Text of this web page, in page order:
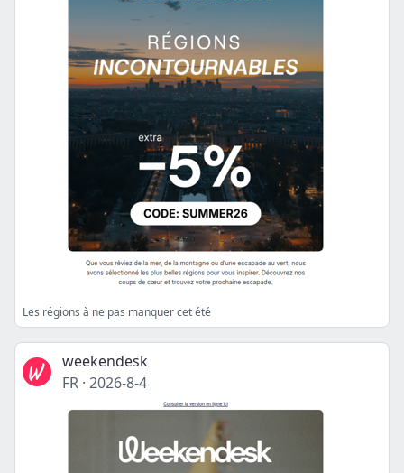
Les régions à ne pas manquer cet été
weekendesk
FR · 2026-8-4